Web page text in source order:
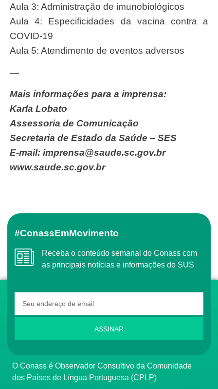
Aula 3: Administração de imunobiológicos
Aula 4: Especificidades da vacina contra a
COVID-19
Aula 5: Atendimento de eventos adversos
—
Mais informações para a imprensa:
Karla Lobato
Assessoria de Comunicação
Secretaria de Estado da Saúde – SES
E-mail: imprensa@saude.sc.gov.br
www.saude.sc.gov.br
#ConassEmMovimento
Receba o conteúdo semanal do Conass com
as principais notícias e informações do SUS
ASSINAR
O Conass é Observador Consultivo da Comunidade
dos Países de Língua Portuguesa (CPLP)